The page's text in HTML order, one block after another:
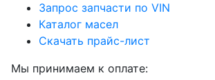
Запрос запчасти по VIN
Каталог масел
Скачать прайс-лист
Мы принимаем к оплате: